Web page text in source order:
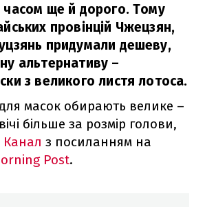
ще й дорого. Тому
провінцій Чжецзян,
придумали дешеву,
альтернативу –
з великого листя лотоса.
масок обирають велике –
більше за розмір голови,
Канал з посиланням на
Post.